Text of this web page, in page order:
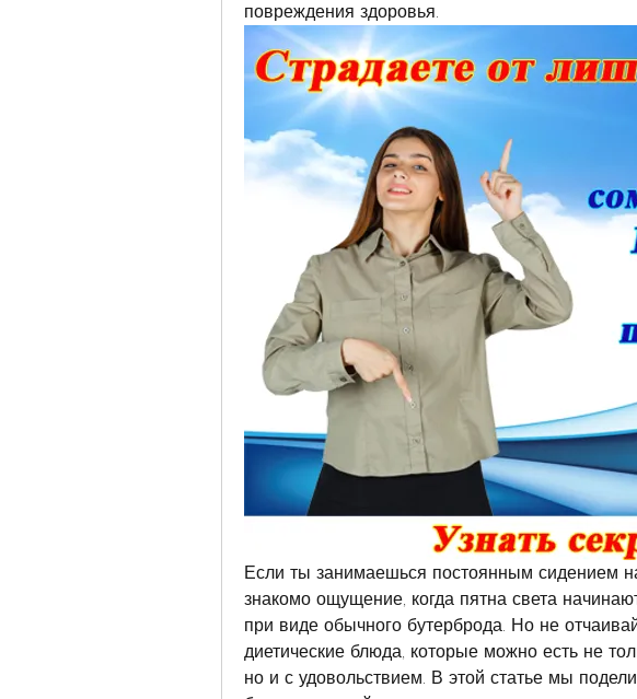
повреждения здоровья.
Если ты занимаешься постоянным сидением
знакомо ощущение, когда пятна света
при виде обычного бутерброда. Но не
диетические блюда, которые можно есть не
но и с удовольствием. В этой статье мы